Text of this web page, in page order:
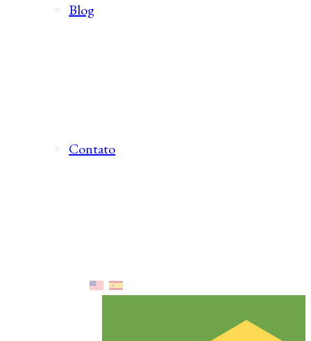
Blog
Contato